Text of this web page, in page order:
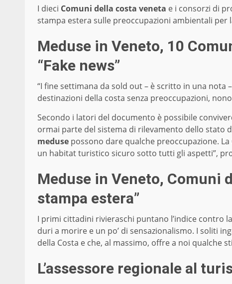
I dieci Comuni della costa veneta e i consorzi di
stampa estera sulle preoccupazioni ambientali per
Meduse in Veneto, 10
“Fake news”
“I fine settimana da sold out – è scritto in una
destinazioni della costa senza preoccupazioni,
Secondo i latori del documento è possibile
ormai parte del sistema di rilevamento dello stato
meduse possono dare qualche preoccupazione.
un habitat turistico sicuro sotto tutti gli aspetti”,
Meduse in Veneto, Comuni
stampa estera”
I primi cittadini rivieraschi puntano l’indice contro
duri a morire e un po’ di sensazionalismo. I soliti
della Costa e che, al massimo, offre a noi qualche
L’assessore regionale al